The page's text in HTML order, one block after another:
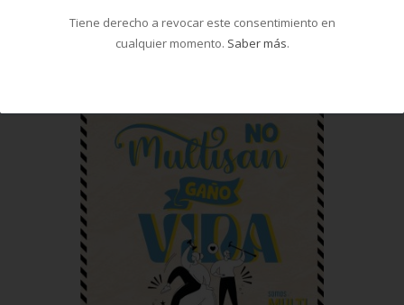
Tiene derecho a revocar este consentimiento en
cualquier momento. Saber más.